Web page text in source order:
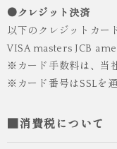
●クレジット決済
以下のクレジットカー
VISA masters JCB
※カード手数料は、当
※カード番号はSSLを
■消費税について